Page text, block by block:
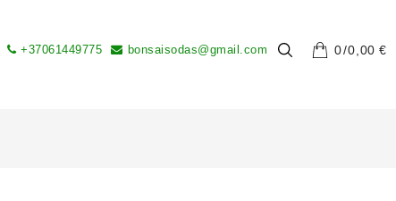
0 0,00€
+37061449775 bonsaisodas@gmail.com